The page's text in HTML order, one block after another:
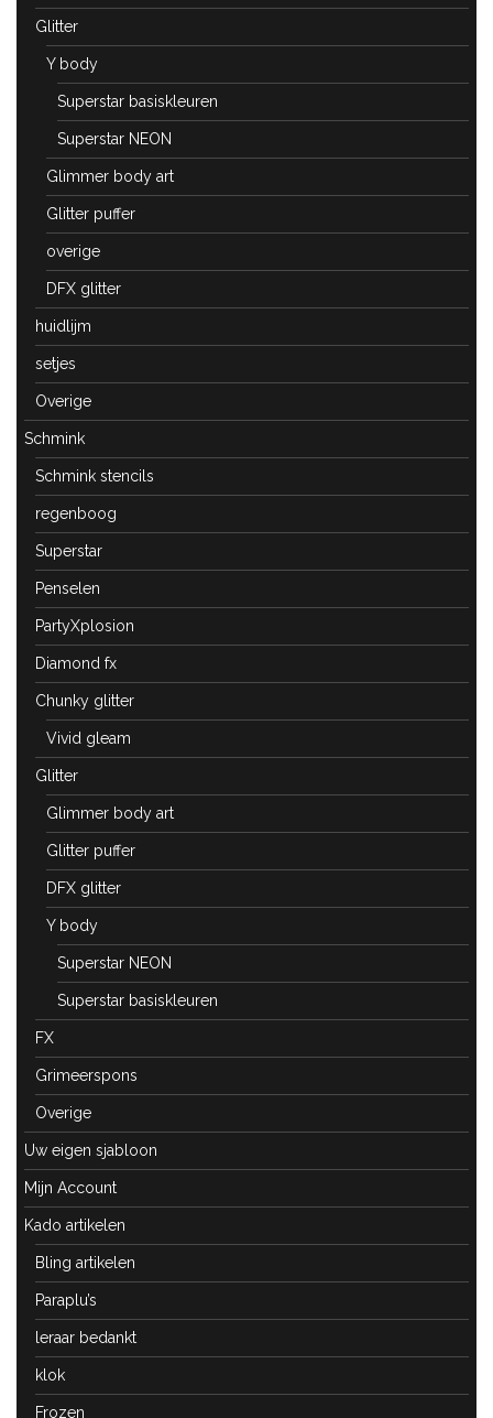
Glitter
Y body
Superstar basiskleuren
Superstar NEON
Glimmer body art
Glitter puffer
overige
DFX glitter
huidlijm
setjes
Overige
Schmink
Schmink stencils
regenboog
Superstar
Penselen
PartyXplosion
Diamond fx
Chunky glitter
Vivid gleam
Glitter
Glimmer body art
Glitter puffer
DFX glitter
Y body
Superstar NEON
Superstar basiskleuren
FX
Grimeerspons
Overige
Uw eigen sjabloon
Mijn Account
Kado artikelen
Bling artikelen
Paraplu’s
leraar bedankt
klok
Frozen